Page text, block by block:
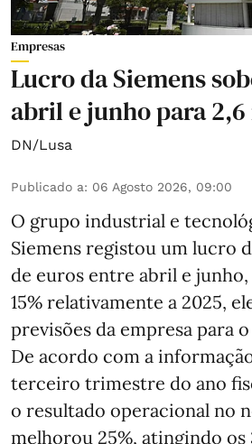
Empresas
Lucro da Siemens
abril e junho para
DN/Lusa
Publicado a: 06 Agosto 2026, 09:00
O grupo industrial e
Siemens registou um lucro
de euros entre abril e
15% relativamente a 2025,
previsões da empresa para
De acordo com a
terceiro trimestre do ano
o resultado operacional no
melhorou 25%, atingindo os